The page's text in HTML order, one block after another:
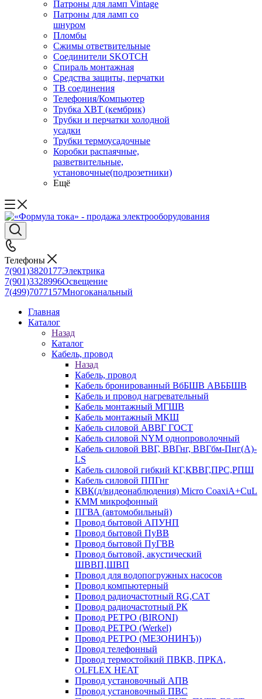
Патроны для ламп Vintage
Патроны для ламп со
шнуром
Пломбы
Сжимы ответвительные
Соединители SKOTCH
Спираль монтажная
Средства защиты, перчатки
ТВ соединения
Телефония/Компьютер
Трубка ХВТ (кембрик)
Трубки и перчатки холодной
усадки
Трубки термоусадочные
Коробки распаячные,
разветвительные,
установочные(подрозетники)
Ещё
Телефоны
7(901)3820177Электрика
7(901)3328996Освещение
7(499)7077157Многоканальный
Главная
Каталог
Назад
Каталог
Кабель, провод
Назад
Кабель, провод
Кабель бронированный ВбБШВ АВББШВ
Кабель и провод нагревательный
Кабель монтажный МГШВ
Кабель монтажный МКШ
Кабель силовой АВВГ ГОСТ
Кабель силовой NYM однопроволочный
Кабель силовой ВВГ, ВВГнг, ВВГбм-Пнг(А)-
LS
Кабель силовой гибкий КГ,КВВГ,ПРС,РПШ
Кабель силовой ППГнг
КВК(д/видеонаблюдения) Micro CoaxiA+CuL
КММ микрофонный
ПГВА (автомобильный)
Провод бытовой АПУНП
Провод бытовой ПуВВ
Провод бытовой ПуГВВ
Провод бытовой, акустический
ШВВП,ШВП
Провод для водопогружных насосов
Провод компьютерный
Провод радиочастотный RG,САТ
Провод радиочастотный РК
Провод РЕТРО (BIRONI)
Провод РЕТРО (Werkel)
Провод РЕТРО (МЕЗОНИНЪ))
Провод телефонный
Провод термостойкий ПВКВ, ПРКА,
OLFLEX HEAT
Провод установочный АПВ
Провод установочный ПВС